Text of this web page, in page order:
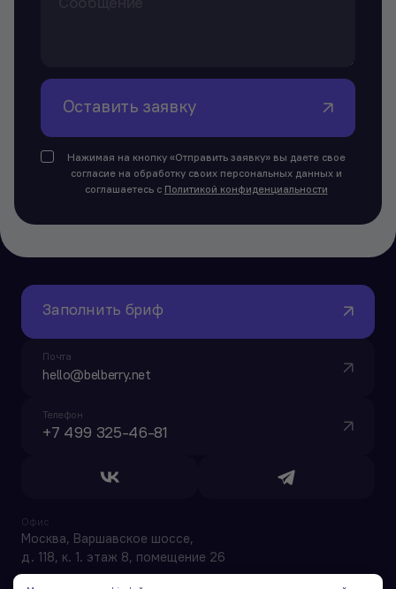
Нажимая на кнопку «Отправить заявку» вы даете свое
согласие на обработку своих персональных данных и
соглашаетесь с Политикой конфиденциальности
Оставить заявку
Офис
Москва, Варшавское шоссе,
д. 118, к. 1. этаж 8, помещение 26
Заполнить бриф
Почта
hello@belberry.net
Телефон
+7 499 325-46-81